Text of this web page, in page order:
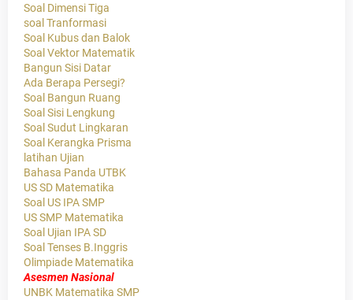
Soal Dimensi Tiga
soal Tranformasi
Soal Kubus dan Balok
Soal Vektor Matematik
Bangun Sisi Datar
Ada Berapa Persegi?
Soal Bangun Ruang
Soal Sisi Lengkung
Soal Sudut Lingkaran
Soal Kerangka Prisma
latihan Ujian
Bahasa Panda UTBK
US SD Matematika
Soal US IPA SMP
US SMP Matematika
Soal Ujian IPA SD
Soal Tenses B.Inggris
Olimpiade Matematika
Asesmen Nasional
UNBK Matematika SMP